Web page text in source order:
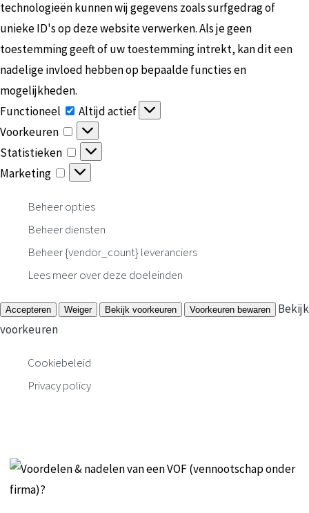
technologieën kunnen wij gegevens zoals surfgedrag of
unieke ID's op deze website verwerken. Als je geen
toestemming geeft of uw toestemming intrekt, kan dit een
nadelige invloed hebben op bepaalde functies en
mogelijkheden.
Functioneel
Functioneel
Altijd actief
Voorkeuren
Voorkeuren
Statistieken
Statistieken
Marketing
Marketing
Beheer opties
Beheer diensten
Beheer {vendor_count} leveranciers
Lees meer over deze doeleinden
Accepteren Weiger Bekijk voorkeuren Voorkeuren bewaren
Bekijk
voorkeuren
Cookiebeleid
Privacy policy